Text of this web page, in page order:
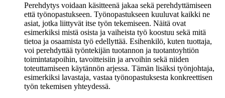
Perehdytys voidaan käsitteenä jakaa sekä perehdyttämiseen
että työnopastukseen. Työnopastukseen kuuluvat kaikki ne
asiat, jotka liittyvät itse työn tekemiseen. Näitä ovat
esimerkiksi mistä osista ja vaiheista työ koostuu sekä mitä
tietoa ja osaamista työ edellyttää. Esihenkilö, kuten tuottaja,
voi perehdyttää työntekijän tuotannon ja tuotantoyhtiön
toimintatapoihin, tavoitteisiin ja arvoihin sekä niiden
toteuttamiseen käytännön arjessa. Tämän lisäksi työnjohtaja,
esimerkiksi lavastaja, vastaa työnopastuksesta konkreettisen
työn tekemisen yhteydessä.